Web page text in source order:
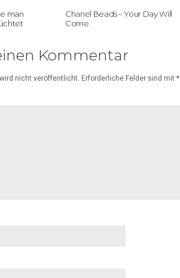
man
Chanel Beads – Your Day Will
Come
Kommentar
nicht veröffentlicht. Erforderliche Felder sind mit *